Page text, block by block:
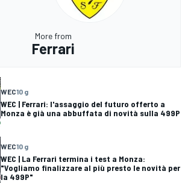
More from
Ferrari
WEC10 g
WEC | Ferrari: l'assaggio del futuro offerto a
Monza è già una abbuffata di novità sulla 499P
WEC10 g
WEC | La Ferrari termina i test a Monza:
"Vogliamo finalizzare al più presto le novità per
la 499P"